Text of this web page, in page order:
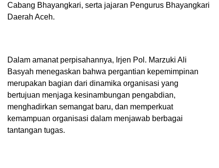
Cabang Bhayangkari, serta jajaran Pengurus Bhayangkari
Daerah Aceh.
Dalam amanat perpisahannya, Irjen Pol. Marzuki Ali
Basyah menegaskan bahwa pergantian kepemimpinan
merupakan bagian dari dinamika organisasi yang
bertujuan menjaga kesinambungan pengabdian,
menghadirkan semangat baru, dan memperkuat
kemampuan organisasi dalam menjawab berbagai
tantangan tugas.